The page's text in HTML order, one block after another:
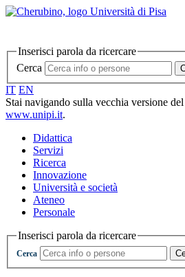
Inserisci parola da ricercare
Cerca
IT EN
Stai navigando sulla vecchia versione
www.unipi.it.
Didattica
Servizi
Ricerca
Innovazione
Università e società
Ateneo
Personale
Inserisci parola da ricercare
Cerca